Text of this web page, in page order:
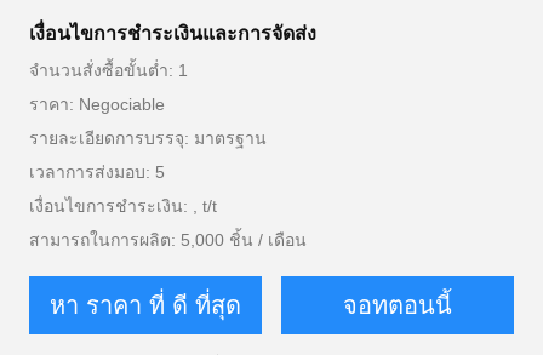
เงื่อนไขการชำระเงินและการจัดส่ง
จำนวนสั่งซื้อขั้นต่ำ: 1
ราคา: Negociable
รายละเอียดการบรรจุ: มาตรฐาน
เวลาการส่งมอบ: 5
เงื่อนไขการชำระเงิน: , t/t
สามารถในการผลิต: 5,000 ชิ้น / เดือน
หา ราคา ที่ ดี ที่สุด จอทตอนนี้